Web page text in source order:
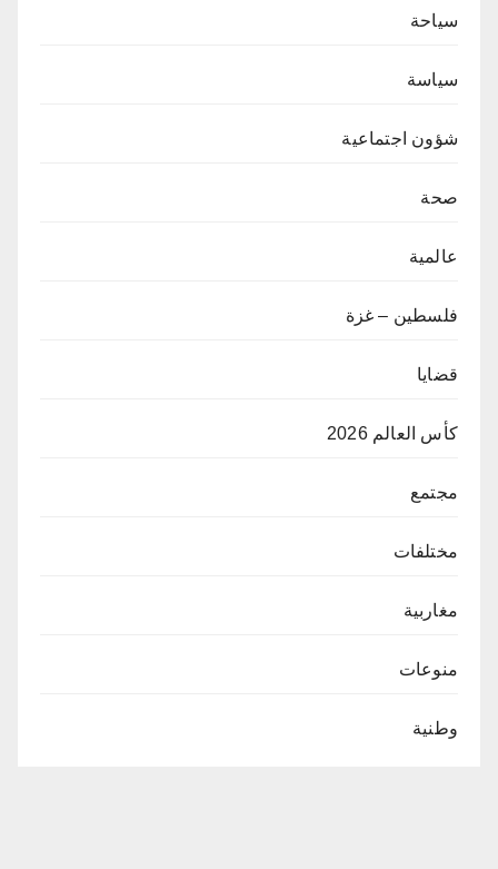
سياحة
سياسة
شؤون اجتماعية
صحة
عالمية
فلسطين – غزة
قضايا
كأس العالم 2026
مجتمع
مختلفات
مغاربية
منوعات
وطنية